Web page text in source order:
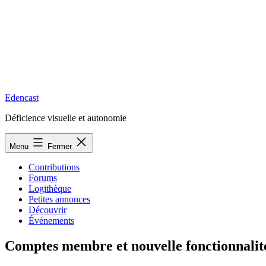
Edencast
Déficience visuelle et autonomie
Menu Fermer
Contributions
Forums
Logithèque
Petites annonces
Découvrir
Événements
Comptes membre et nouvelle